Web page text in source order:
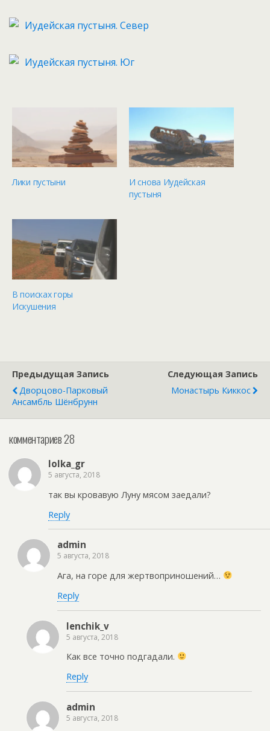
Иудейская пустыня. Север
Иудейская пустыня. Юг
Лики пустыни
И снова Иудейская
пустыня
В поисках горы
Искушения
Предыдущая Запись
Дворцово-Парковый
Ансамбль Шёнбрунн
Следующая Запись
Монастырь Киккос
комментариев 28
lolka_gr
5 августа, 2018
так вы кровавую Луну мясом заедали?
Reply
admin
5 августа, 2018
Ага, на горе для жертвоприношений…
Reply
lenchik_v
5 августа, 2018
Как все точно подгадали.
Reply
admin
5 августа, 2018